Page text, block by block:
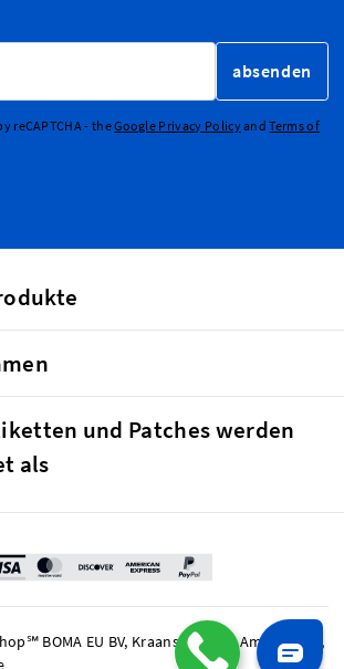
absenden
reCAPTCHA - theGoogle Privacy PolicyandTerms of
und Patches werden
als
BOMA EU BV, Kraanspoor 50, Amsterdam,